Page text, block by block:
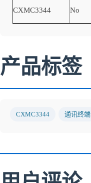
CXMC3344 No
产品标签
CXMC3344 通讯终端